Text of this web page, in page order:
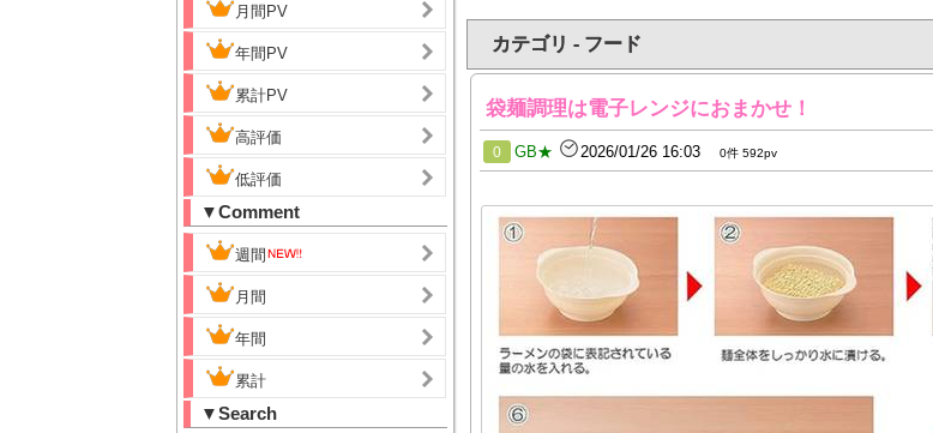
月間PV
年間PV
累計PV
高評価
低評価
▼Comment
週間
月間
年間
累計
▼Search
カテゴリ - フード
袋麺調理は電子レンジにおまかせ！
0 GB★ 2026/01/26 16:03 0件 592pv